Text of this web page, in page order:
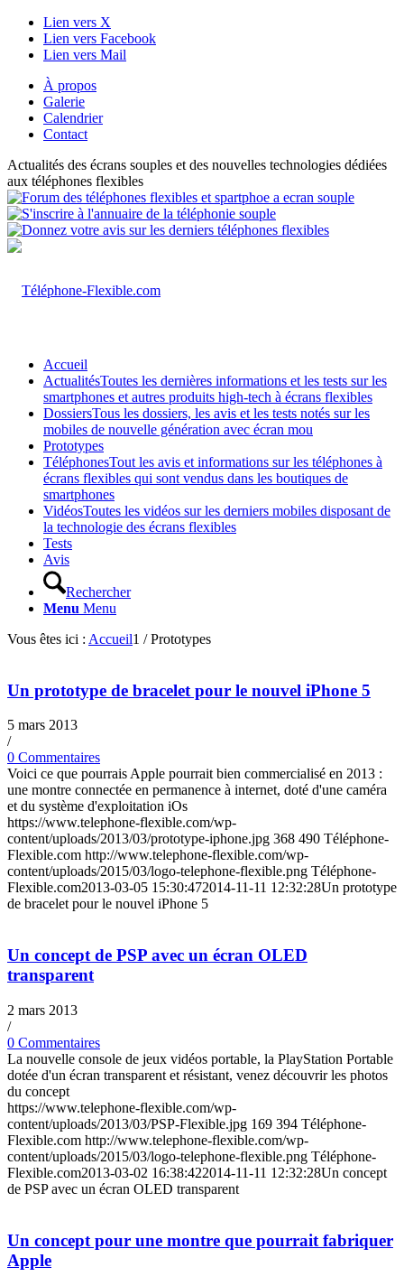
Lien vers X
Lien vers Facebook
Lien vers Mail
À propos
Galerie
Calendrier
Contact
Actualités des écrans souples et des nouvelles technologies dédiées
aux téléphones flexibles
Accueil
ActualitésToutes les dernières informations et les tests sur les
smartphones et autres produits high-tech à écrans flexibles
DossiersTous les dossiers, les avis et les tests notés sur les
mobiles de nouvelle génération avec écran mou
Prototypes
TéléphonesTout les avis et informations sur les téléphones à
écrans flexibles qui sont vendus dans les boutiques de
smartphones
VidéosToutes les vidéos sur les derniers mobiles disposant de
la technologie des écrans flexibles
Tests
Avis
Rechercher
Menu Menu
Vous êtes ici : Accueil1 / Prototypes
Un prototype de bracelet pour le nouvel iPhone 5
5 mars 2013
/
0 Commentaires
Voici ce que pourrais Apple pourrait bien commercialisé en 2013 :
une montre connectée en permanence à internet, doté d'une caméra
et du système d'exploitation iOs
https://www.telephone-flexible.com/wp-
content/uploads/2013/03/prototype-iphone.jpg 368 490 Téléphone-
Flexible.com http://www.telephone-flexible.com/wp-
content/uploads/2015/03/logo-telephone-flexible.png Téléphone-
Flexible.com2013-03-05 15:30:472014-11-11 12:32:28Un prototype
de bracelet pour le nouvel iPhone 5
Un concept de PSP avec un écran OLED
transparent
2 mars 2013
/
0 Commentaires
La nouvelle console de jeux vidéos portable, la PlayStation Portable
dotée d'un écran transparent et résistant, venez découvrir les photos
du concept
https://www.telephone-flexible.com/wp-
content/uploads/2013/03/PSP-Flexible.jpg 169 394 Téléphone-
Flexible.com http://www.telephone-flexible.com/wp-
content/uploads/2015/03/logo-telephone-flexible.png Téléphone-
Flexible.com2013-03-02 16:38:422014-11-11 12:32:28Un concept
de PSP avec un écran OLED transparent
Un concept pour une montre que pourrait fabriquer
Apple